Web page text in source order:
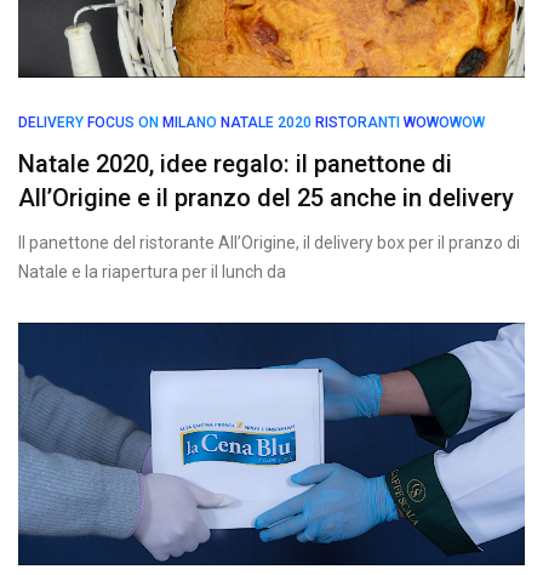
DELIVERY FOCUS ON MILANO NATALE 2020 RISTORANTI WOWOWOW
Natale 2020, idee regalo: il panettone di
All’Origine e il pranzo del 25 anche in delivery
Il panettone del ristorante All’Origine, il delivery box per il pranzo di
Natale e la riapertura per il lunch da